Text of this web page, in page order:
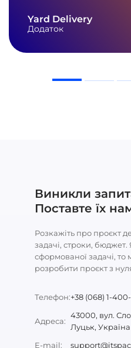
Yard Delivery
Додаток
Виникли
Поставте їх
Розкажіть про проєкт
задачі, строки,
сформованої задачі,
розробити проєкт з
Телефон:+38 (068) 1-
Адреса:
43000, вул.
Луцьк, Україна
E-mail: